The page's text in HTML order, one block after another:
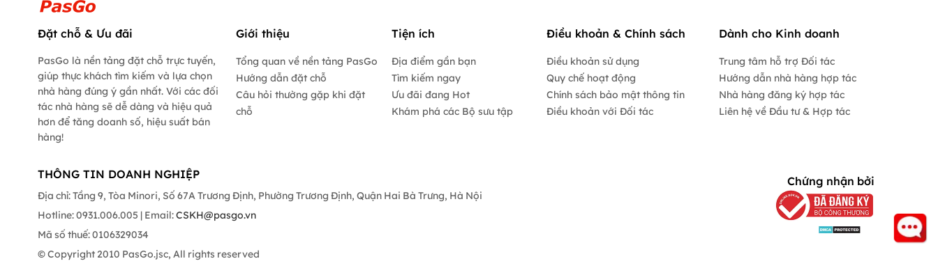
Đặt chỗ & Ưu đãi
PasGo là nền tảng đặt chỗ trực tuyến,
giúp thực khách tìm kiếm và lựa chọn
nhà hàng đúng ý gần nhất. Với các đối
tác nhà hàng sẽ dễ dàng và hiệu quả
hơn để tăng doanh số, hiệu suất bán
hàng!
Giới thiệu
Tổng quan về nền tảng PasGo
Hướng dẫn đặt chỗ
Câu hỏi thường gặp khi đặt
chỗ
Tiện ích
Địa điểm gần bạn
Tìm kiếm ngay
Ưu đãi đang Hot
Khám phá các Bộ sưu tập
Điều khoản & Chính sách
Điều khoản sử dụng
Quy chế hoạt động
Chính sách bảo mật thông tin
Điều khoản với Đối tác
Dành cho Kinh doanh
Trung tâm hỗ trợ Đối tác
Hướng dẫn nhà hàng hợp tác
Nhà hàng đăng ký hợp tác
Liên hệ về Đầu tư & Hợp tác
THÔNG TIN DOANH NGHIỆP
Địa chỉ: Tầng 9, Tòa Minori, Số 67A Trương Định, Phường Trương Định, Quận Hai Bà Trưng, Hà Nội
Hotline: 0931.006.005 | Email:CSKH@pasgo.vn
Mã số thuế: 0106329034
© Copyright 2010 PasGo.jsc, All rights reserved
Chứng nhận bởi